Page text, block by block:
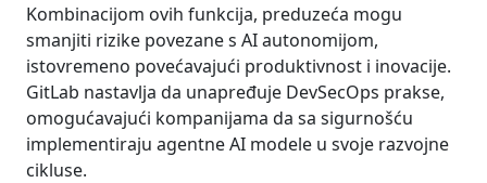
Kombinacijom ovih funkcija, preduzeća mogu
smanjiti rizike povezane s AI autonomijom,
istovremeno povećavajući produktivnost i inovacije.
GitLab nastavlja da unapređuje DevSecOps prakse,
omogućavajući kompanijama da sa sigurnošću
implementiraju agentne AI modele u svoje razvojne
cikluse.